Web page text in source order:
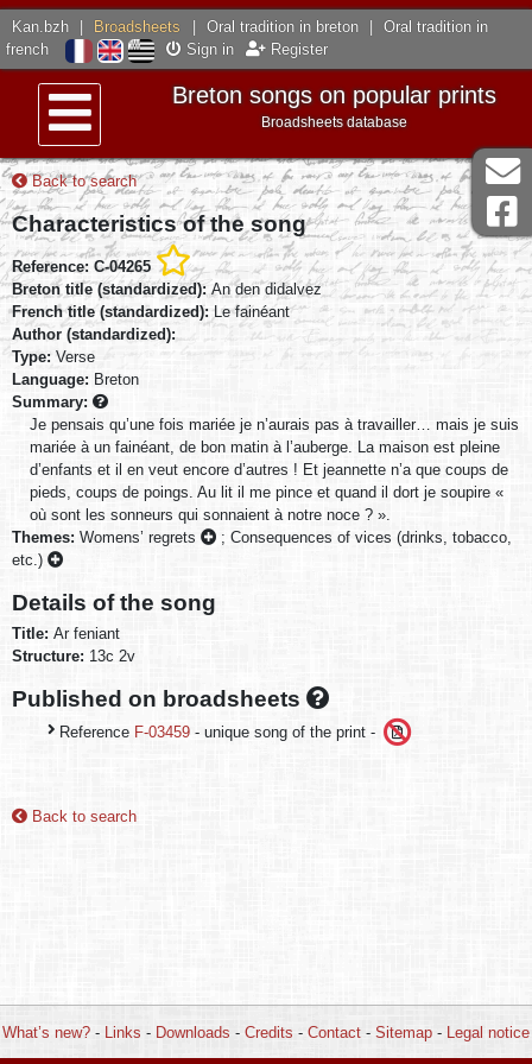
Kan.bzh Broadsheets Oral tradition in breton
Oral tradition in
french
Sign in Register
Menu
Breton songs on popular prints
Broadsheets database
Back to search
Characteristics of the song
Reference: C-04265
Breton title (standardized): An den didalvez
French title (standardized):Le fainéant
Author (standardized):
Type: Verse
Language: Breton
Summary:
Je pensais qu’une fois mariée je n’aurais pas à travailler… mais je suis
mariée à un fainéant, de bon matin à l’auberge. La maison est pleine
d’enfants et il en veut encore d’autres ! Et jeannette n’a que coups de
pieds, coups de poings. Au lit il me pince et quand il dort je soupire «
où sont les sonneurs qui sonnaient à notre noce ? ».
Themes: Womens’ regrets ; Consequences of vices (drinks, tobacco,
etc.)
Details of the song
Title: Ar feniant
Structure: 13c 2v
Published on broadsheets
Reference F-03459 - unique song of the print -
Back to search
What’s new? - Links - Downloads - Credits - Contact - Sitemap - Legal notice